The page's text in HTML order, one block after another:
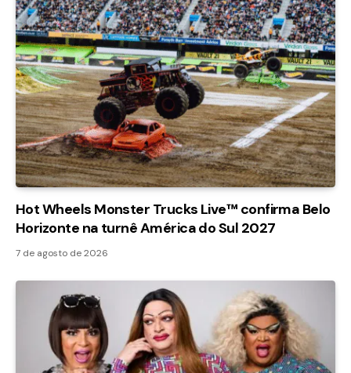
Hot Wheels Monster Trucks Live™ confirma Belo
Horizonte na turnê América do Sul 2027
7 de agosto de 2026